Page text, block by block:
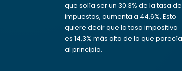
que solía ser un 30.3% de la tasa de
impuestos, aumenta a 44.6%. Esto
quiere decir que la tasa impositiva
es 14.3% más alta de lo que parecía
al principio.